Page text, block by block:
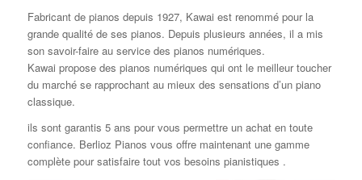
Fabricant de pianos depuis 1927, Kawai est renommé pour la
grande qualité de ses pianos. Depuis plusieurs années, il a mis
son savoir-faire au service des pianos numériques.
Kawai propose des pianos numériques qui ont le meilleur toucher
du marché se rapprochant au mieux des sensations d’un piano
classique.
ils sont garantis 5 ans pour vous permettre un achat en toute
confiance. Berlioz Pianos vous offre maintenant une gamme
complète pour satisfaire tout vos besoins pianistiques .